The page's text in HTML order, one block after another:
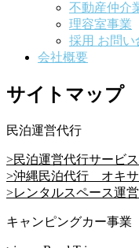
不動産仲介
理容室事業
採用 お問い
会社概要
サイトマップ
民泊運営代行
>民泊運営代行サービ
>沖縄民泊代行 オキ
>レンタルスペース運
キャンピングカー事業